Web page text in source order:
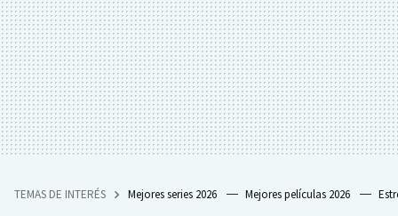
TEMAS DE INTERÉS Mejores series 2026 Mejores películas 2026